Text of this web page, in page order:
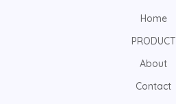
Home
PRODUCT
About
Contact